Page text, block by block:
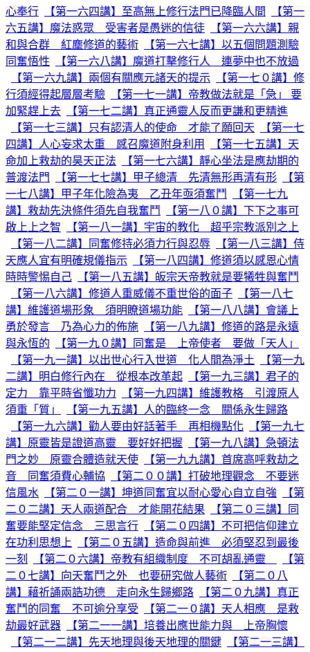
心奉行
【第一六四講】至高無上修行法門已降臨人間
【第一
六五講】魔法惑眾 受害者是愚迷的信徒
【第一六六講】親
和與合群 紅塵修道的藝術
【第一六七講】以五個問題測驗
同奮悟性
【第一六八講】魔道打擊修行人 連夢中也不放過
【第一六九講】兩個有關應元諸天的提示
【第一七０講】修
行須經得起層層考驗
【第一七一講】帝教做法就是「急」 要
加緊趕上去
【第一七二講】真正通靈人反而更謙和更精進
【第一七三講】只有認清人的使命 才能了願回天
【第一七
四講】人心妄求太重 感召魔道附身利用
【第一七五講】天
命加上救劫的昊天正法
【第一七六講】靜心坐法是應劫期的
普渡法門
【第一七七講】甲子總清 先清無形再清有形
【第
一七八講】甲子年化險為夷 乙丑年亟須奮鬥
【第一七九
講】救劫先決條件須先自我奮鬥
【第一八０講】下下之事可
啟上上之智
【第一八一講】宇宙的教化 超乎宗教派別之上
【第一八二講】同奮修持必須力行與忍辱
【第一八三講】侍
天應人宜有明確規儀指示
【第一八四講】修道須以感恩心情
時時警惕自己
【第一八五講】皈宗天帝教就是要犧牲與奮鬥
【第一八六講】修道人重威儀不重世俗的面子
【第一八七
講】維護道場形象 須明瞭道場功能
【第一八八講】會議上
勇於發言 乃為心力的佈施
【第一八九講】修道的路是永遠
與永恆的
【第一九０講】同奮是 上帝使者 要做「天人」
【第一九一講】以出世心行入世道 化人間為淨土
【第一九
二講】明白修行內在 從根本改革起
【第一九三講】君子的
定力 靠平時省懺功力
【第一九四講】維護教格 引渡原人
須重「質」
【第一九五講】人的臨終一念 關係永生歸路
【第一九六講】勸人要由好話著手 再相機點化
【第一九七
講】原靈皆是證道高靈 要好好把握
【第一九八講】急頓法
門之妙 原靈合體造就天使
【第一九九講】首席高呼救劫之
音 同奮須費心輔協
【第二００講】打破地理觀念 不要迷
信風水
【第二０一講】坤道同奮宜以耐心愛心自立自強
【第
二０二講】天人兩道配合 才能開花結果
【第二０三講】同
奮要能堅定信念 三思言行
【第二０四講】不可把信仰建立
在功利思想上
【第二０五講】造命與前進 必須堅忍到最後
一刻
【第二０六講】帝教有組織制度 不可胡亂通靈
【第
二０七講】向天奮鬥之外 也要研究做人藝術
【第二０八
講】藉祈誦兩誥功德 走向永生歸鄉路
【第二０九講】真正
奮鬥的同奮 不可逾分享受
【第二一０講】天人相應 是救
劫最好武器
【第二一一講】培養出應世能力與 上帝胸懷
【第二一二講】先天地理與後天地理的關鍵
【第二一三講】